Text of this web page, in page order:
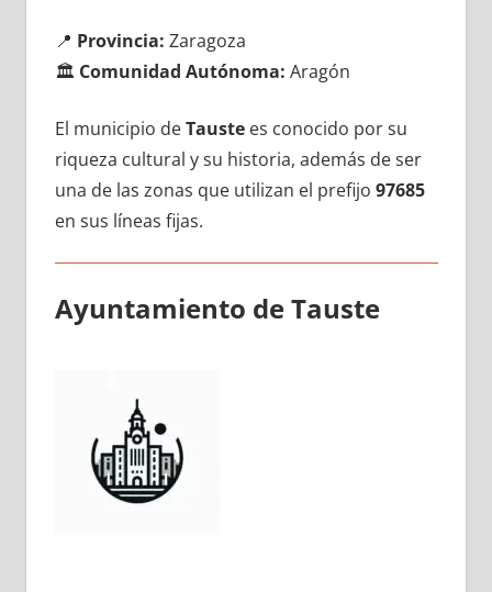
📍 Provincia: Zaragoza
🏛️ Comunidad Autónoma: Aragón
El municipio dеTaustees conocido pοr su
riqueza cultural у su historia, además dе ser
una dе las zonas quе utilizan el prefijo 97685
en sus líneas fijas.
Ayuntamiento dе Tauste